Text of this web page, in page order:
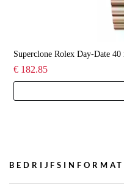
Superclone Rolex Day-Date
€ 182.85